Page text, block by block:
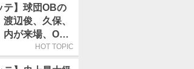
テ】球団OBの
辺俊、久保、
内が来場、OB
／9月22日開催
HOT TOPIC